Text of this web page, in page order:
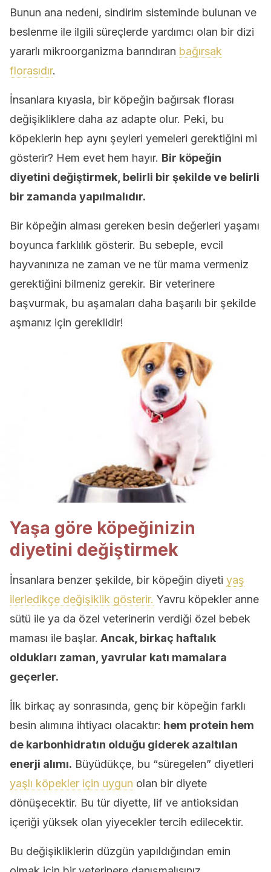
Bunun ana nedeni, sindirim sisteminde bulunan ve
beslenme ile ilgili süreçlerde yardımcı olan bir dizi
yararlı mikroorganizma barındıran bağırsak
florasıdır.
İnsanlara kıyasla, bir köpeğin bağırsak florası
değişikliklere daha az adapte olur. Peki, bu
köpeklerin hep aynı şeyleri yemeleri gerektiğini mi
gösterir? Hem evet hem hayır. Bir köpeğin
diyetini değiştirmek, belirli bir şekilde ve belirli
bir zamanda yapılmalıdır.
Bir köpeğin alması gereken besin değerleri yaşamı
boyunca farklılık gösterir. Bu sebeple, evcil
hayvanınıza ne zaman ve ne tür mama vermeniz
gerektiğini bilmeniz gerekir. Bir veterinere
başvurmak, bu aşamaları daha başarılı bir şekilde
aşmanız için gereklidir!
Yaşa göre köpeğinizin
diyetini değiştirmek
İnsanlara benzer şekilde, bir köpeğin diyeti yaş
ilerledikçe değişiklik gösterir. Yavru köpekler anne
sütü ile ya da özel veterinerin verdiği özel bebek
maması ile başlar. Ancak, birkaç haftalık
oldukları zaman, yavrular katı mamalara
geçerler.
İlk birkaç ay sonrasında, genç bir köpeğin farklı
besin alımına ihtiyacı olacaktır: hem protein hem
de karbonhidratın olduğu giderek azaltılan
enerji alımı. Büyüdükçe, bu “süregelen” diyetleri
yaşlı köpekler için uygun olan bir diyete
dönüşecektir. Bu tür diyette, lif ve antioksidan
içeriği yüksek olan yiyecekler tercih edilecektir.
Bu değişikliklerin düzgün yapıldığından emin